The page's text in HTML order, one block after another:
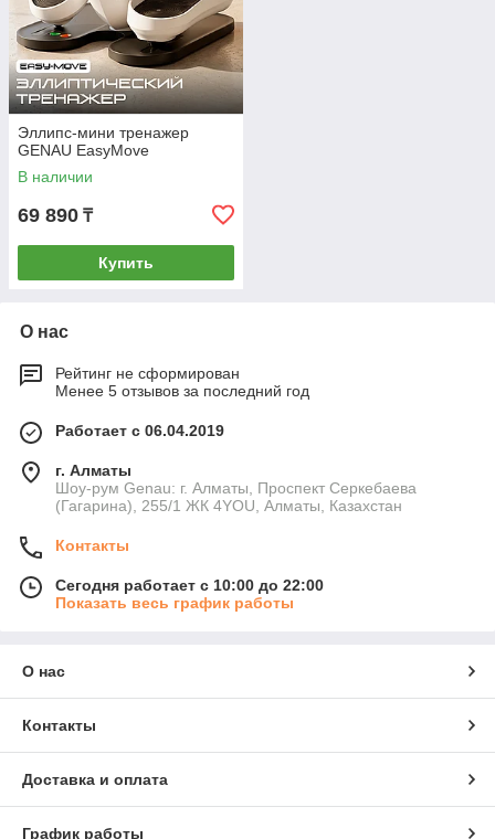
Эллипс-мини тренажер
GENAU EasyMove
В наличии
69 890 ₸
Купить
О нас
Рейтинг не сформирован
Менее 5 отзывов за последний год
Работает с 06.04.2019
г. Алматы
Шоу-рум Genau: г. Алматы, Проспект Серкебаева
(Гагарина), 255/1 ЖК 4YOU, Алматы, Казахстан
Контакты
Сегодня работает с 10:00 до 22:00
Показать весь график работы
О нас
Контакты
Доставка и оплата
График работы